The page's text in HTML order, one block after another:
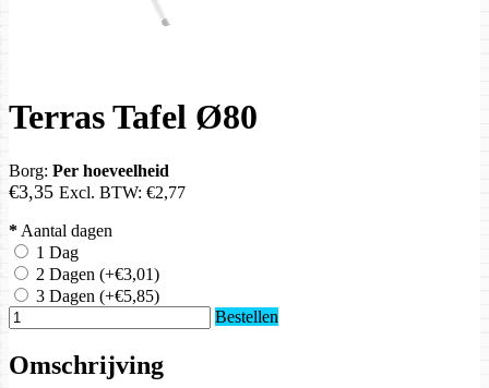
Terras Tafel Ø80
Borg: Per hoeveelheid
€3,35 Excl. BTW: €2,77
* Aantal dagen
1 Dag
2 Dagen (+€3,01)
3 Dagen (+€5,85)
Bestellen
Omschrijving